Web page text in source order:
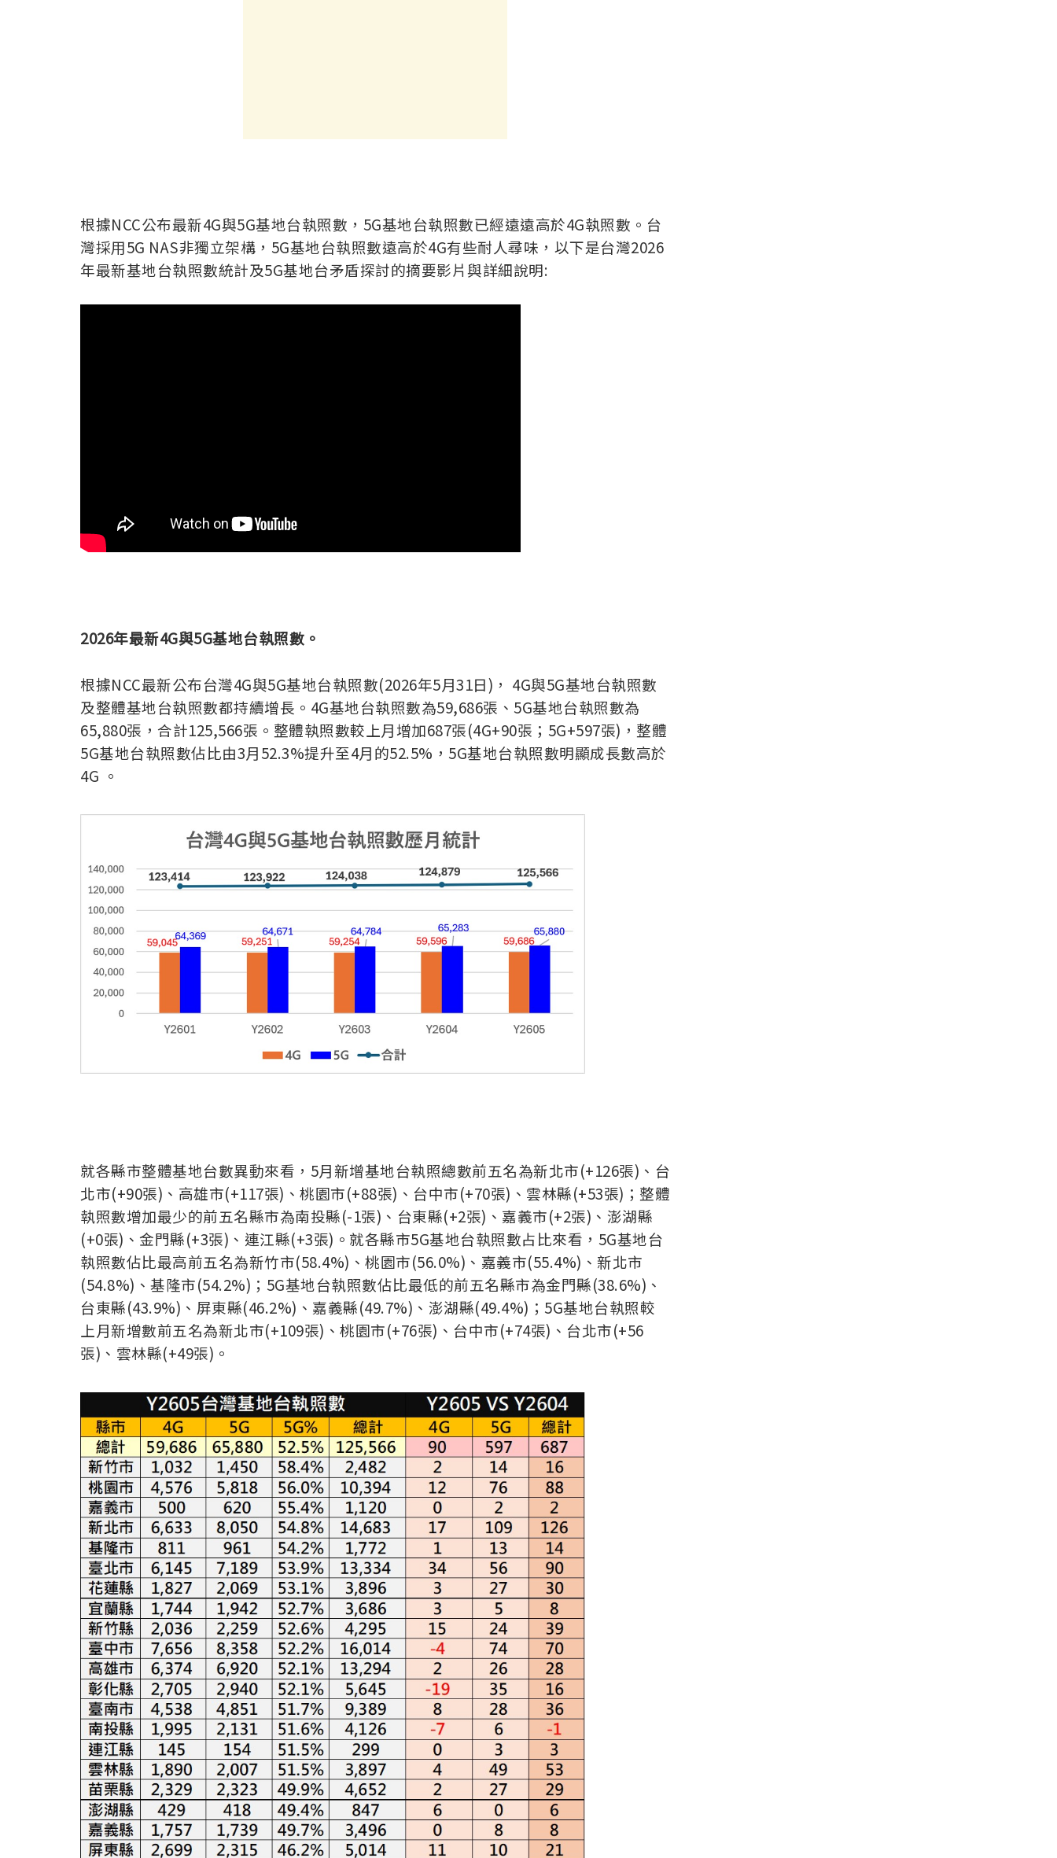
根據NCC公布最新4G與5G基地台執照數，5G基地台執照數已經遠遠高於4G執照數。台
灣採用5G NAS非獨立架構，5G基地台執照數遠高於4G有些耐人尋味，以下是台灣2026
年最新基地台執照數統計及5G基地台矛盾探討的摘要影片與詳細說明:
2026年最新4G與5G基地台執照數。
根據NCC最新公布台灣4G與5G基地台執照數(2026年5月31日)， 4G與5G基地台執照數
及整體基地台執照數都持續增長。4G基地台執照數為59,686張、5G基地台執照數為
65,880張，合計125,566張。整體執照數較上月增加687張(4G+90張；5G+597張)，整體
5G基地台執照數佔比由3月52.3%提升至4月的52.5%，5G基地台執照數明顯成長數高於
4G 。
就各縣市整體基地台數異動來看，5月新增基地台執照總數前五名為新北市(+126張)、台
北市(+90張)、高雄市(+117張)、桃園市(+88張)、台中市(+70張)、雲林縣(+53張)；整體
執照數增加最少的前五名縣市為南投縣(-1張)、台東縣(+2張)、嘉義市(+2張)、澎湖縣
(+0張)、金門縣(+3張)、連江縣(+3張)。 就各縣市5G基地台執照數占比來看，5G基地台
執照數佔比最高前五名為新竹市(58.4%)、桃園市(56.0%)、嘉義市(55.4%)、新北市
(54.8%)、基隆市(54.2%)；5G基地台執照數佔比最低的前五名縣市為金門縣(38.6%)、
台東縣(43.9%)、屏東縣(46.2%)、嘉義縣(49.7%)、澎湖縣(49.4%) ；5G基地台執照較
上月新增數前五名為新北市(+109張)、桃園市(+76張)、台中市(+74張)、台北市(+56
張)、雲林縣(+49張)。